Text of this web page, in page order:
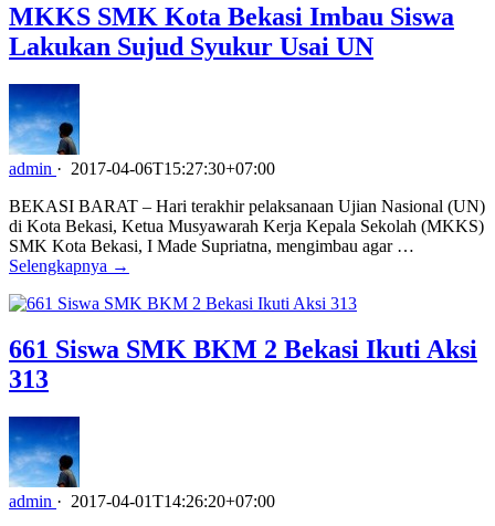
MKKS SMK Kota Bekasi Imbau Siswa
Lakukan Sujud Syukur Usai UN
admin · 2017-04-06T15:27:30+07:00
BEKASI BARAT – Hari terakhir pelaksanaan Ujian Nasional (UN)
di Kota Bekasi, Ketua Musyawarah Kerja Kepala Sekolah (MKKS)
SMK Kota Bekasi, I Made Supriatna, mengimbau agar …
Selengkapnya →
661 Siswa SMK BKM 2 Bekasi Ikuti Aksi
313
admin · 2017-04-01T14:26:20+07:00